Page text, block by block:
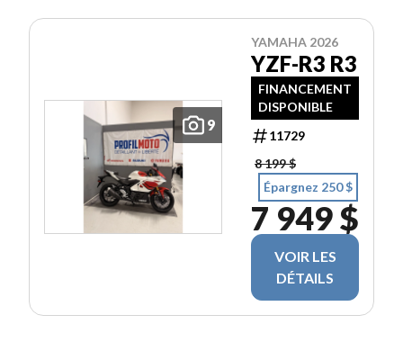
9
YAMAHA 2026
YZF-R3 R3
FINANCEMENT
DISPONIBLE
11729
8 199 $
Épargnez 250 $
7 949 $
VOIR LES
DÉTAILS